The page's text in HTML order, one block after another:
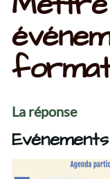
La réponse
Evénements